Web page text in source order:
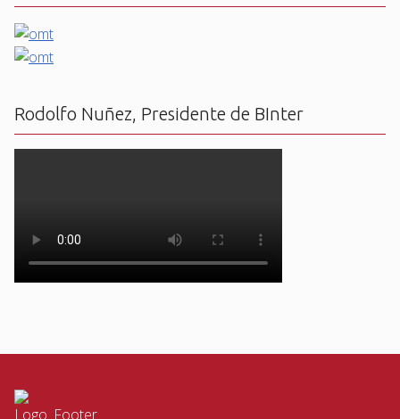
Rodolfo Nuñez, Presidente de BInter